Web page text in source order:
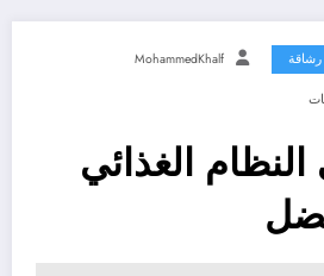
رشاقة MohammedKhalf
الغذائي